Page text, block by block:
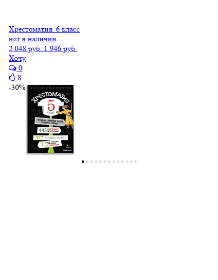
Хрестоматия. 6 класс
нет в наличии
2 048 руб. 1 946 руб.
Хочу
0
8
-30%